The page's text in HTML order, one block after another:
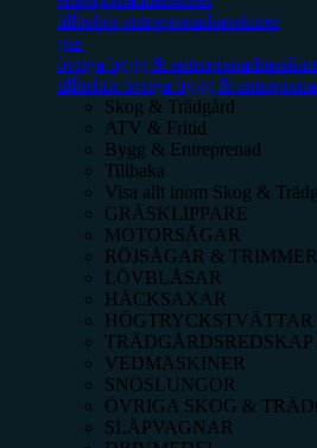
tillbehör entreprenadmaskiner
gas
övriga bygg &
tillbehör övriga bygg &
Skog & Trädgård
ATV & Fritid
Bygg & Entreprenad
Tillbaka
Visa allt inom Skog &
GRÄSKLIPPARE
MOTORSÅGAR
RÖJSÅGAR & TRIMMER
LÖVBLÅSAR
HÄCKSAXAR
VEDMASKINER
SNÖSLUNGOR
ÖVRIGA SKOG &
SLÄPVAGNAR